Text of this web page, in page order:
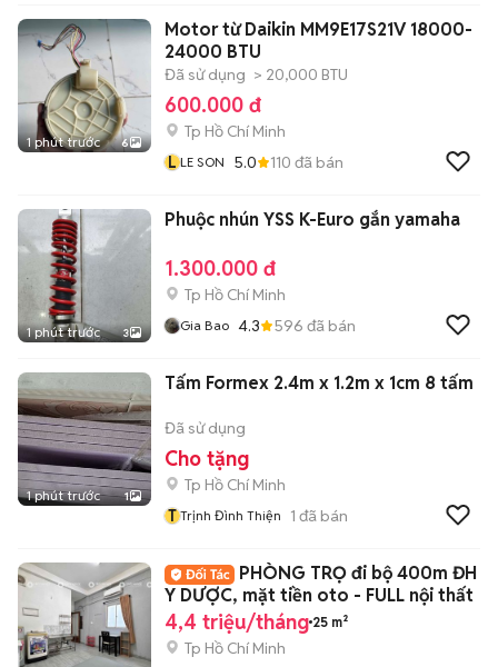
1 phút trước 6
Motor từ Daikin MM9E17S21V 18000-
24000 BTU
Đã sử dụng > 20,000 BTU
600.000 đ
Tp Hồ Chí Minh
L LE SON 5.0 110 đã bán
1 phút trước 3
Phuộc nhún YSS K-Euro gắn yamaha
1.300.000 đ
Tp Hồ Chí Minh
Gia Bao 4.3 596 đã bán
1 phút trước 1
Tấm Formex 2.4m x 1.2m x 1cm 8 tấm
Đã sử dụng
Cho tặng
Tp Hồ Chí Minh
T Trịnh Đình Thiện 1 đã bán
PHÒNG TRỌ đi bộ 400m ĐH
Y DƯỢC, mặt tiền oto - FULL nội thất
4,4 triệu/tháng 25 m²
Tp Hồ Chí Minh